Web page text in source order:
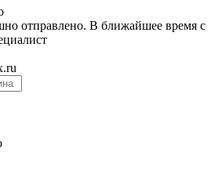
отправлено. В ближайшее время с